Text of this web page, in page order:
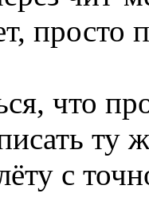
просто
что
ту
с